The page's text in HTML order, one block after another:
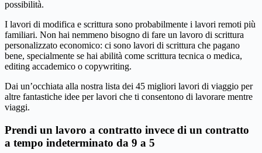
possibilità.
I lavori di modifica e scrittura sono probabilmente i lavori remoti più
familiari. Non hai nemmeno bisogno di fare un lavoro di scrittura
personalizzato economico: ci sono lavori di scrittura che pagano
bene, specialmente se hai abilità come scrittura tecnica o medica,
editing accademico o copywriting.
Dai un’occhiata alla nostra lista dei 45 migliori lavori di viaggio per
altre fantastiche idee per lavori che ti consentono di lavorare mentre
viaggi.
Prendi un lavoro a contratto invece di un contratto
a tempo indeterminato da 9 a 5